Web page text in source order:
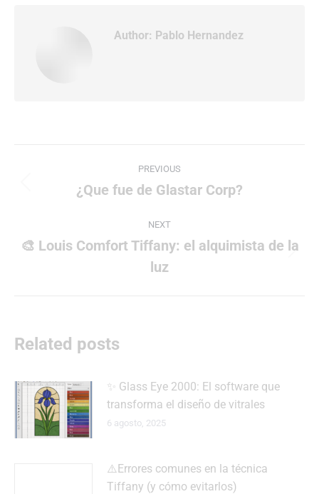
Author: Pablo Hernandez
navigation
PREVIOUS
Previous
¿Que fue de Glastar Corp?
NEXT
Next
post:
🎨 Louis Comfort Tiffany: el alquimista de la
luz
Related posts
✨ Glass Eye 2000: El software que
transforma el diseño de vitrales
6 agosto, 2025
⚠️Errores comunes en la técnica
Tiffany (y cómo evitarlos)